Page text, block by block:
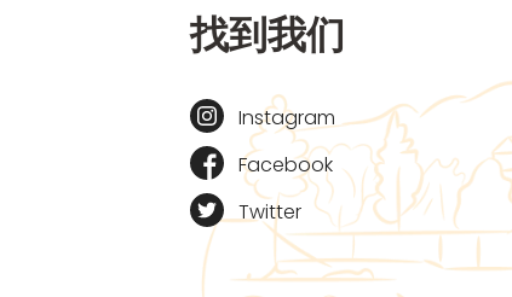
找到我们
Instagram
Facebook
Twitter